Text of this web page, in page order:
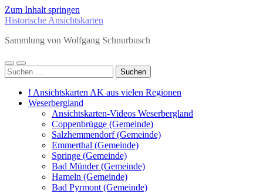
Zum Inhalt springen
Historische Ansichtskarten
Sammlung von Wolfgang Schnurbusch
Mobile-
Menü
Suchfeld
ein-/ausblenden
Suchen
nach:
! Ansichtskarten AK aus vielen Regionen
Weserbergland
Ansichtskarten-Videos Weserbergland
Coppenbrügge (Gemeinde)
Salzhemmendorf (Gemeinde)
Emmerthal (Gemeinde)
Springe (Gemeinde)
Bad Münder (Gemeinde)
Hameln (Gemeinde)
Bad Pyrmont (Gemeinde)